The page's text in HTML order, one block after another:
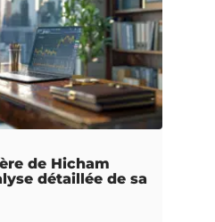
de Hicham
détaillée de sa